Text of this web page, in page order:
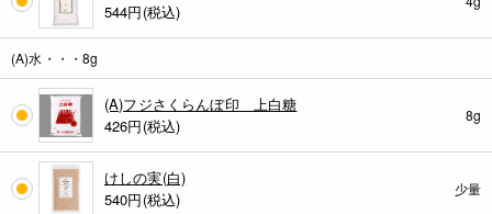
544円(税込)
(A)水・・・8g
(A)フジさくらんぼ印 上白糖
426円(税込)
8g
けしの実(白)
540円(税込)
少量